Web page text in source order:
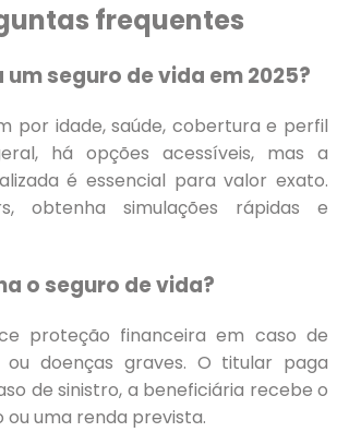
frequentes
seguro de vida em 2025?
por idade, saúde, cobertura e perfil
há opções acessíveis, mas a
é essencial para valor exato.
obtenha simulações rápidas e
o seguro de vida?
proteção financeira em caso de
ou doenças graves. O titular paga
de sinistro, a beneficiária recebe o
uma renda prevista.